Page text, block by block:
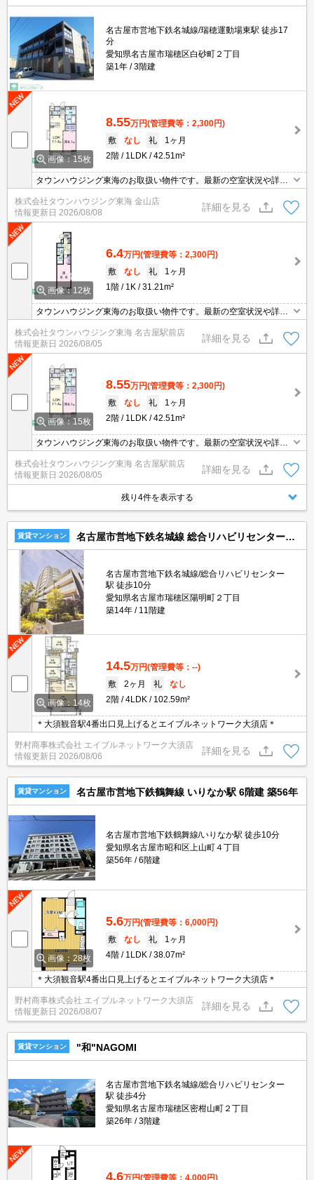
名古屋市営地下鉄名城線/瑞穂運動場東駅 徒歩17
分
愛知県名古屋市瑞穂区白砂町２丁目
築1年
3階建
画像：15枚
8.55万円(管理費等：2,300円)
敷
なし 礼
1ヶ月
2階
1LDK 42.51m²
タウンハウジング東海のお取扱い物件です。最新の空室状況や詳細
などお気軽にお問い合わせください。
株式会社タウンハウジング東海 金山店
情報更新日 2026/08/08
詳細を見る
画像：12枚
6.4万円(管理費等：2,300円)
敷
なし 礼
1ヶ月
1階
1K 31.21m²
タウンハウジング東海のお取扱い物件です。最新の空室状況や詳細
などお気軽にお問い合わせください。
株式会社タウンハウジング東海 名古屋駅前店
情報更新日 2026/08/05
詳細を見る
画像：15枚
8.55万円(管理費等：2,300円)
敷
なし 礼
1ヶ月
2階
1LDK 42.51m²
タウンハウジング東海のお取扱い物件です。最新の空室状況や詳細
などお気軽にお問い合わせください。
株式会社タウンハウジング東海 名古屋駅前店
情報更新日 2026/08/05
詳細を見る
残り4件を表示する
賃貸マンション 名古屋市営地下鉄名城線 総合リハビリセンター駅 11階建 築14年
名古屋市営地下鉄名城線/総合リハビリセンター
駅 徒歩10分
愛知県名古屋市瑞穂区陽明町２丁目
築14年
11階建
画像：14枚
14.5万円(管理費等：--)
敷
2ヶ月 礼
なし
2階
4LDK 102.59m²
＊大須観音駅4番出口見上げるとエイブルネットワーク大須店＊
野村商事株式会社 エイブルネットワーク大須店
情報更新日 2026/08/06
詳細を見る
賃貸マンション 名古屋市営地下鉄鶴舞線 いりなか駅 6階建 築56年
名古屋市営地下鉄鶴舞線/いりなか駅 徒歩10分
愛知県名古屋市昭和区上山町４丁目
築56年
6階建
画像：28枚
5.6万円(管理費等：6,000円)
敷
なし 礼
1ヶ月
4階
1LDK 38.07m²
＊大須観音駅4番出口見上げるとエイブルネットワーク大須店＊
野村商事株式会社 エイブルネットワーク大須店
情報更新日 2026/08/07
詳細を見る
賃貸マンション "和"NAGOMI
名古屋市営地下鉄名城線/総合リハビリセンター
駅 徒歩4分
愛知県名古屋市瑞穂区密柑山町２丁目
築26年
3階建
4.6万円(管理費等：4,000円)